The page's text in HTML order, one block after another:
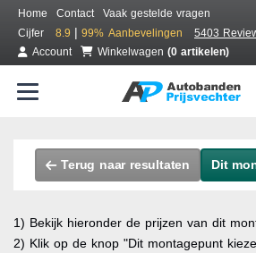
Home Contact
Vaak gestelde vragen
Cijfer
8.9 | 99% Aanbevelingen
5403
Account
Winkelwagen (0 artikelen)
Terug naar resultaten Dit
1) Bekijk hieronder de prijzen van dit
2) Klik op de knop "Dit montagepunt